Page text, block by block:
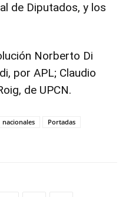
de Diputados, y los
Norberto Di
por APL; Claudio
de UPCN.
nacionales
Portadas